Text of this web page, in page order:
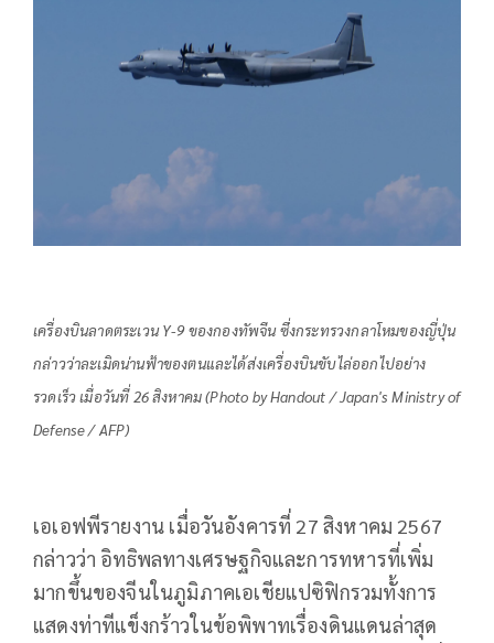
เครื่องบินลาดตระเวน Y-9 ของกองทัพจีน ซึ่งกระทรวงกลาโหมของญี่ปุ่น
กล่าวว่าละเมิดน่านฟ้าของตนและได้ส่งเครื่องบินขับไล่ออกไปอย่าง
รวดเร็ว เมื่อวันที่ 26 สิงหาคม (Photo by Handout / Japan's Ministry of
Defense / AFP)
เอเอฟพีรายงาน เมื่อวันอังคารที่ 27 สิงหาคม 2567
กล่าวว่า อิทธิพลทางเศรษฐกิจและการทหารที่เพิ่ม
มากขึ้นของจีนในภูมิภาคเอเชียแปซิฟิกรวมทั้งการ
แสดงท่าทีแข็งกร้าวในข้อพิพาทเรื่องดินแดนล่าสุด